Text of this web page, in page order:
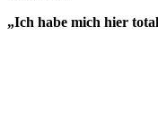
„Ich habe mich hier